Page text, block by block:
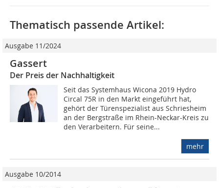
Thematisch passende Artikel:
Ausgabe 11/2024
Gassert
Der Preis der Nachhaltigkeit
Seit das Systemhaus Wicona 2019 Hydro
Circal 75R in den Markt eingeführt hat,
gehört der Türenspezialist aus Schriesheim
an der Bergstraße im Rhein-Neckar-Kreis zu
den Verarbeitern. Für seine...
mehr
Ausgabe 10/2014